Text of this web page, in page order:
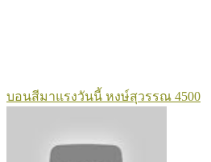
บอนสีมาแรงวันนี้ หงษ์สุวรรณ 4500